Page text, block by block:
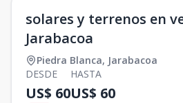
solares y terrenos en
Jarabacoa
Piedra Blanca, Jarabacoa
DESDE
US$ 60
HASTA
US$ 60